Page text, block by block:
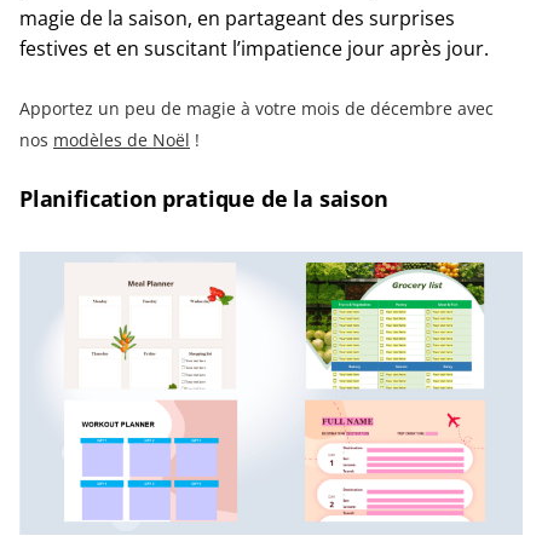
magie de la saison, en partageant des surprises
festives et en suscitant l’impatience jour après jour.
Apportez un peu de magie à votre mois de décembre avec
nos modèles de Noël !
Planification pratique de la saison